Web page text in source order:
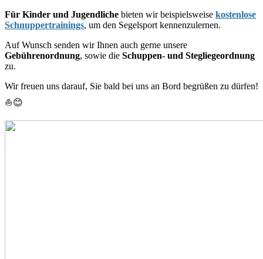
Für Kinder und Jugendliche bieten wir beispielsweise kostenlose
Schnuppertrainings, um den Segelsport kennenzulernen.
Auf Wunsch senden wir Ihnen auch gerne unsere
Gebührenordnung, sowie die Schuppen- und Stegliegeordnung
zu.
Wir freuen uns darauf, Sie bald bei uns an Bord begrüßen zu dürfen!
⛵😊